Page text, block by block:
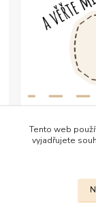
Tento web
vyjadřujete